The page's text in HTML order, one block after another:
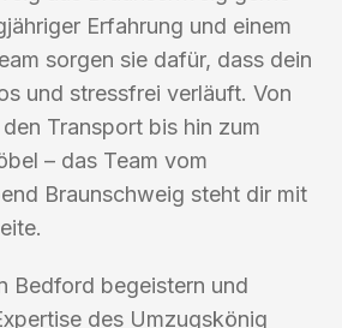
Erfahrung und einem
sorgen sie dafür, dass dein
und stressfrei verläuft. Von
Transport bis hin zum
– das Team vom
Braunschweig steht dir mit
Bedford begeistern und
des Umzugskönig